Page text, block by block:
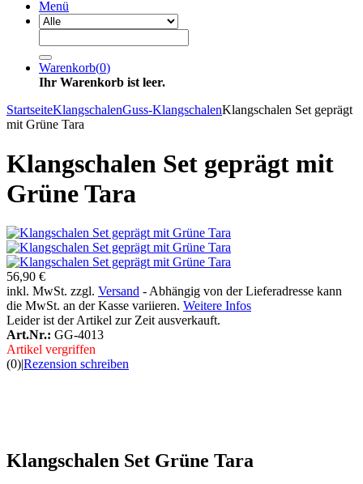
Menü
Warenkorb(0)
Ihr Warenkorb ist leer.
StartseiteKlangschalenGuss-KlangschalenKlangschalen Set geprägt
mit Grüne Tara
Klangschalen Set geprägt mit
Grüne Tara
56,90 €
inkl. MwSt. zzgl. Versand - Abhängig von der Lieferadresse kann
die MwSt. an der Kasse variieren. Weitere Infos
Leider ist der Artikel zur Zeit ausverkauft.
Art.Nr.: GG-4013
Artikel vergriffen
(0)|Rezension schreiben
Klangschalen Set Grüne Tara